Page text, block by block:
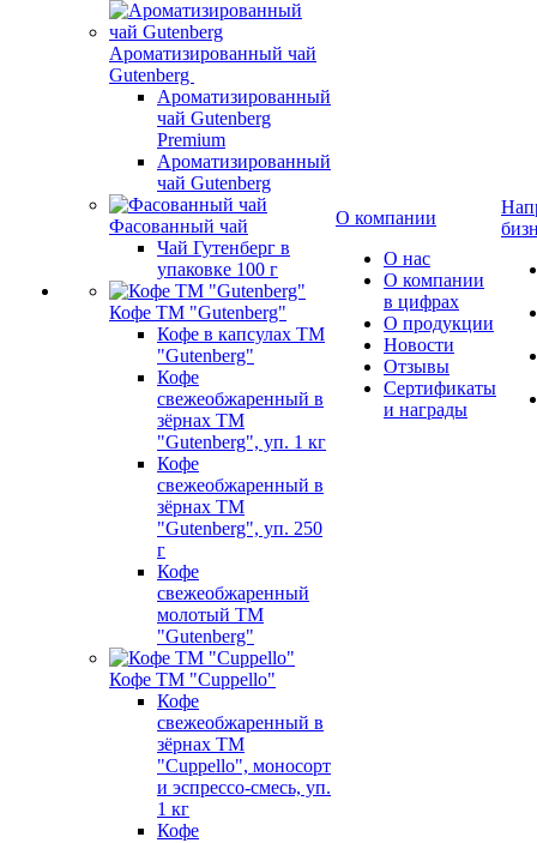
Ароматизированный чай
Gutenberg
Ароматизированный
чай Gutenberg
Premium
Ароматизированный
чай Gutenberg
Фасованный чай
Чай Гутенберг в
упаковке 100 г
Кофе ТМ "Gutenberg"
Кофе в капсулах ТМ
"Gutenberg"
Кофе
свежеобжаренный в
зёрнах ТМ
"Gutenberg", уп. 1 кг
Кофе
свежеобжаренный в
зёрнах ТМ
"Gutenberg", уп. 250
г
Кофе
свежеобжаренный
молотый ТМ
"Gutenberg"
Кофе ТМ "Cuppello"
Кофе
свежеобжаренный в
зёрнах ТМ
"Cuppello", моносорт
и эспрессо-смесь, уп.
1 кг
Кофе
О компании
О нас
О компании
в цифрах
О продукции
Новости
Отзывы
Сертификаты
и награды